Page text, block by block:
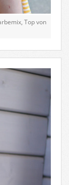
Top von